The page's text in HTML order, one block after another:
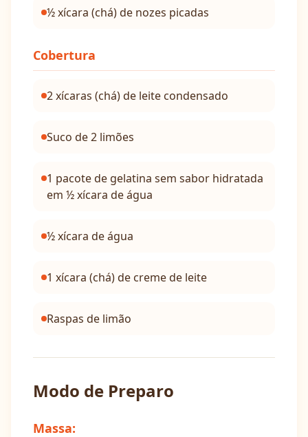
½ xícara (chá) de nozes picadas
Cobertura
2 xícaras (chá) de leite condensado
Suco de 2 limões
1 pacote de gelatina sem sabor hidratada
em ½ xícara de água
½ xícara de água
1 xícara (chá) de creme de leite
Raspas de limão
Modo de Preparo
Massa: